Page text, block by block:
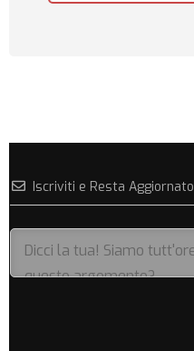
Iscriviti e Resta Aggiornato